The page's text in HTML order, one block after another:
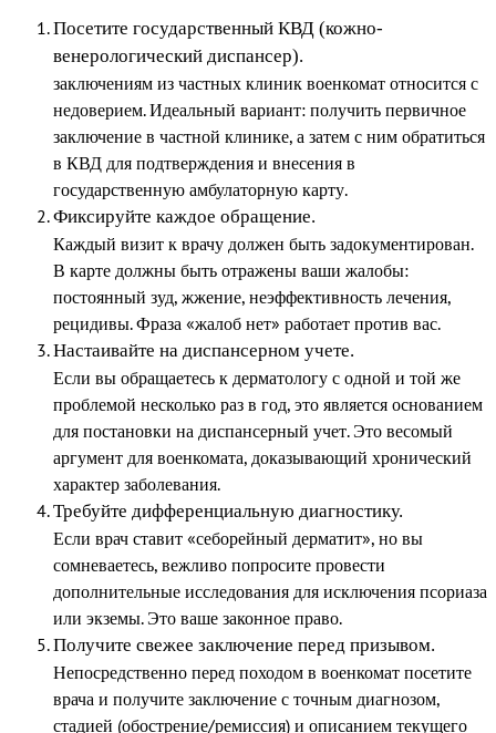
Посетите государственный КВД (кожно-
венерологический диспансер).
заключениям из частных клиник военкомат относится с
недоверием. Идеальный вариант: получить первичное
заключение в частной клинике, а затем с ним обратиться
в КВД для подтверждения и внесения в
государственную амбулаторную карту.
Фиксируйте каждое обращение.
Каждый визит к врачу должен быть задокументирован.
В карте должны быть отражены ваши жалобы:
постоянный зуд, жжение, неэффективность лечения,
рецидивы. Фраза «жалоб нет» работает против вас.
Настаивайте на диспансерном учете.
Если вы обращаетесь к дерматологу с одной и той же
проблемой несколько раз в год, это является основанием
для постановки на диспансерный учет. Это весомый
аргумент для военкомата, доказывающий хронический
характер заболевания.
Требуйте дифференциальную диагностику.
Если врач ставит «себорейный дерматит», но вы
сомневаетесь, вежливо попросите провести
дополнительные исследования для исключения псориаза
или экземы. Это ваше законное право.
Получите свежее заключение перед призывом.
Непосредственно перед походом в военкомат посетите
врача и получите заключение с точным диагнозом,
стадией (обострение/ремиссия) и описанием текущего